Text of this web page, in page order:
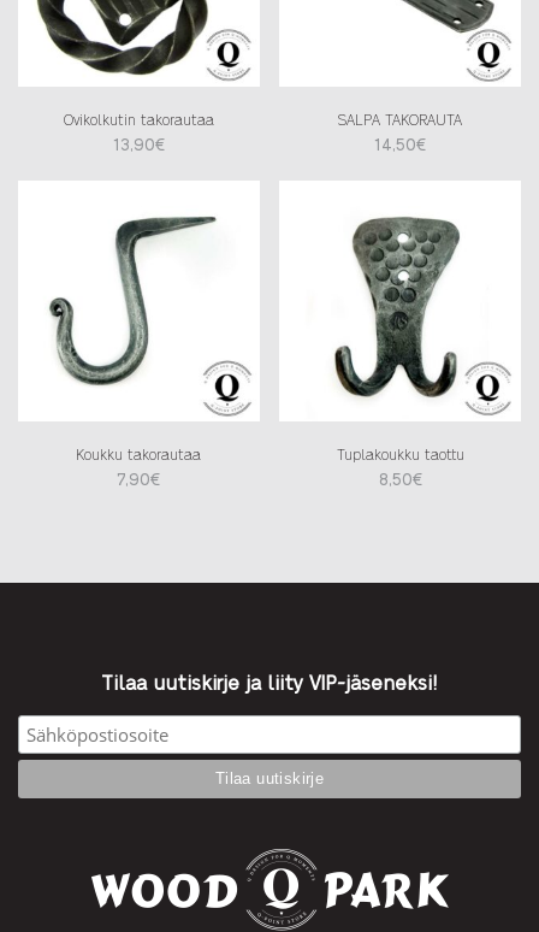
Ovikolkutin takorautaa
13,90€
SALPA TAKORAUTA
14,50€
Koukku takorautaa
7,90€
Tuplakoukku taottu
8,50€
Tilaa uutiskirje ja liity VIP-jäseneksi!